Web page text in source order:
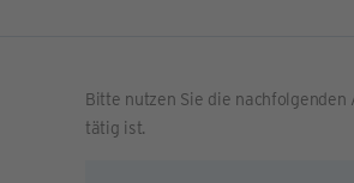
Bitte nutzen Sie die
tätig ist.